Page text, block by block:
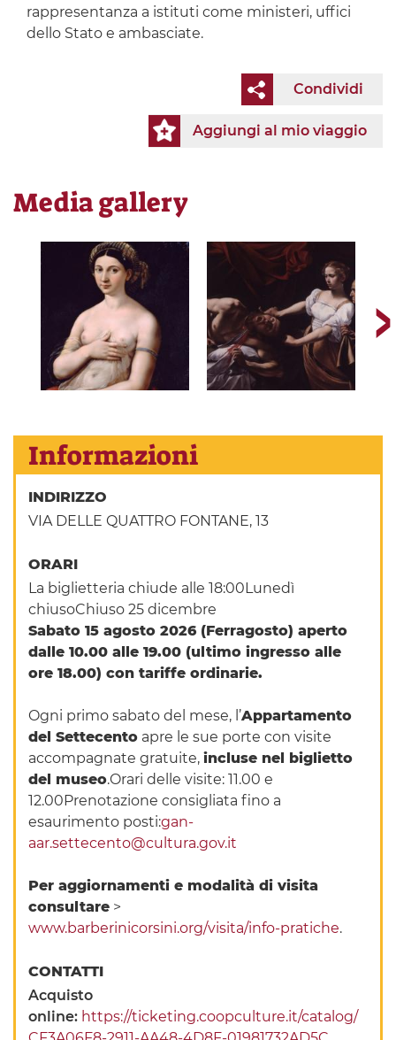
rappresentanza a istituti come ministeri, uffici
dello Stato e ambasciate.
Condividi
Aggiungi al mio viaggio
Media gallery
Informazioni
INDIRIZZO
VIA DELLE QUATTRO FONTANE, 13
ORARI
La biglietteria chiude alle 18:00Lunedì
chiusoChiuso 25 dicembre
Sabato 15 agosto 2026 (Ferragosto) aperto
dalle 10.00 alle 19.00 (ultimo ingresso alle
ore 18.00) con tariffe ordinarie.
Ogni primo sabato del mese, l’Appartamento
del Settecento apre le sue porte con visite
accompagnate gratuite,incluse nel biglietto
del museo.Orari delle visite: 11.00 e
12.00Prenotazione consigliata fino a
esaurimento posti:gan-
aar.settecento@cultura.gov.it
Peraggiornamenti e modalità di visita
consultare >
www.barberinicorsini.org/visita/info-pratiche.
CONTATTI
Acquisto
online: https://ticketing.coopculture.it/catalog/